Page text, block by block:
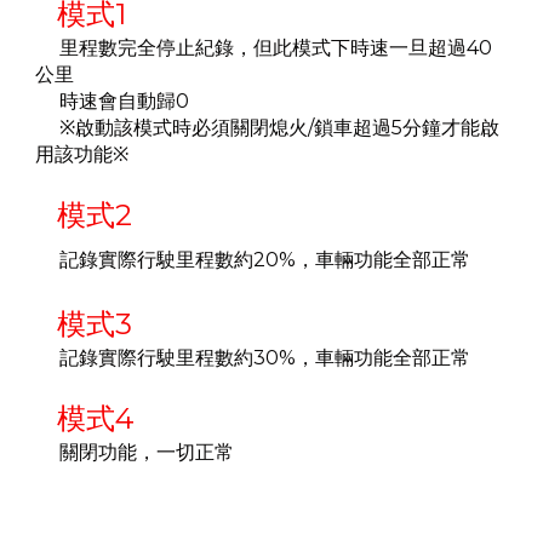
模式1
里程數完全停止紀錄，但此模式下時速一旦超過40
公里
時速會自動歸0
※啟動該模式時必須關閉熄火/鎖車超過5分鐘才能啟
用該功能※
模式2
記錄實際行駛里程數約20%，車輛功能全部正常
模式3
記錄實際行駛里程數約30%，車輛功能全部正常
模式4
關閉功能，一切正常